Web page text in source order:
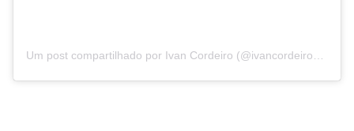
Um post compartilhado por Ivan Cordeiro (@ivancordeiroba)